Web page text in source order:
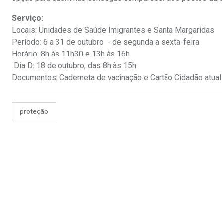
Serviço:
Locais: Unidades de Saúde Imigrantes e Santa Margaridas
Período: 6 a 31 de outubro - de segunda a sexta-feira
Horário: 8h às 11h30 e 13h às 16h
Dia D: 18 de outubro, das 8h às 15h
Documentos: Caderneta de vacinação e Cartão Cidadão
proteção